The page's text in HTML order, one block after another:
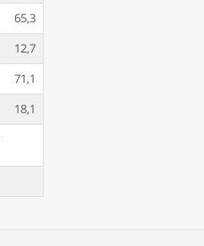
65,3
12,7
71,1
18,1